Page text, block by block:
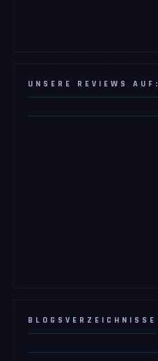
UNSERE REVIEWS AUF:
BLOGSVERZEICHNISSE